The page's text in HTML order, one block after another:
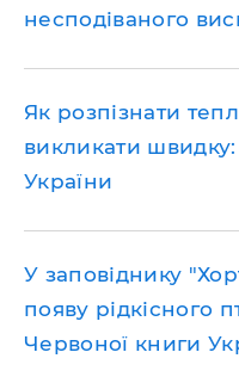
несподіваного
Як розпізнати
викликати швидку:
України
У заповіднику
появу рідкісного
Червоної книги